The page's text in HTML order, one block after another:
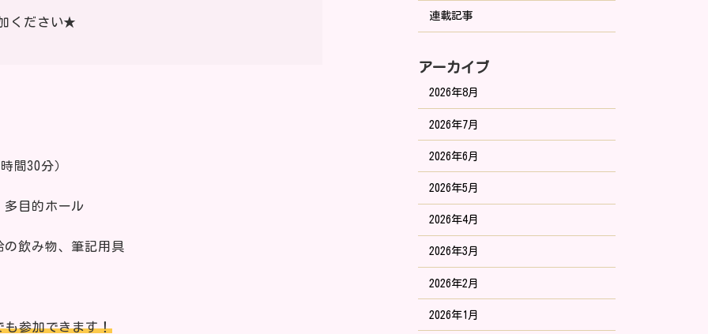
ください★
間30分）
目的ホール
の飲み物、筆記用具
も参加できます！
連載記事
アーカイブ
2026年8月
2026年7月
2026年6月
2026年5月
2026年4月
2026年3月
2026年2月
2026年1月